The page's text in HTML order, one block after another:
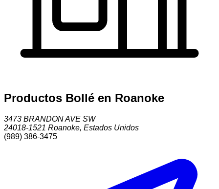
Productos Bollé en Roanoke
3473 BRANDON AVE SW
24018-1521 Roanoke, Estados Unidos
(989) 386-3475